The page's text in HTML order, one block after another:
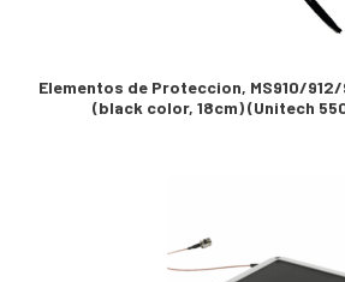
Elementos de Proteccion, MS910/
(black color, 18cm) (Unitech